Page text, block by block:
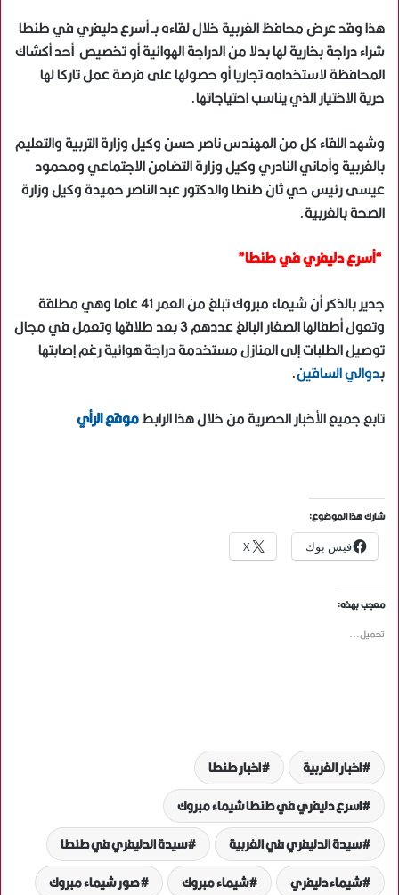
هذا وقد عرض محافظ الغربية خلال لقاءه بـ أسرع دليفري في طنطا
شراء دراجة بخارية لها بدلا من الدراجة الهوائية أو تخصيص أحد أكشاك
المحافظة لاستخدامه تجاريا أو حصولها على فرصة عمل تاركا لها
حرية الاختيار الذي يناسب احتياجاتها.
وشهد اللقاء كل من المهندس ناصر حسن وكيل وزارة التربية والتعليم
بالغربية وأماني النادري وكيل وزارة التضامن الاجتماعي ومحمود
عيسى رئيس حي ثان طنطا والدكتور عبد الناصر حميدة وكيل وزارة
الصحة بالغربية.
“أسرع دليفري في طنطا”
جدير بالذكر أن شيماء مبروك تبلغ من العمر 41 عاما وهي مطلقة
وتعول أطفالها الصغار البالغ عددهم 3 بعد طلاقها وتعمل في مجال
توصيل الطلبات إلى المنازل مستخدمة دراجة هوائية رغم إصابتها
بدوالي الساقين.
تابع جميع الأخبار الحصرية من خلال هذا الرابطموقع الرأي
شارك هذا الموضوع:
فيس بوك X
معجب بهذه:
تحميل...
اخبار الغربية
اخبار طنطا
اسرع دليفري في طنطا شيماء مبروك
سيدة الدليفري في الغربية
سيدة الدليفري في طنطا
شيماء دليفري
شيماء مبروك
صور شيماء مبروك